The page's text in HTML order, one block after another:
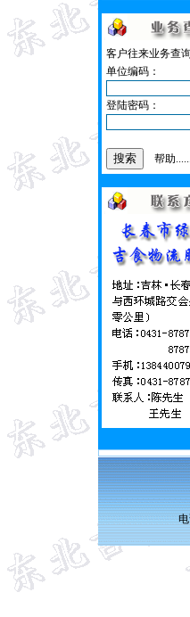
客户往来业务查询
单位编码：
登陆密码：
帮助......